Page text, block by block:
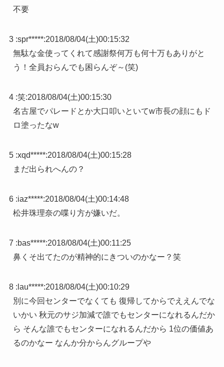
不要
3 :spr*****:2018/08/04(土)00:15:32
無駄な金使ってくれて感謝祭何万も何十万もありがと
う！全員おらんでも困らんぞ～(笑)
4 :笑:2018/08/04(土)00:15:30
名古屋でパレードとか大口叩いといてw市長の顔にもド
ロ塗ったなw
5 :xqd*****:2018/08/04(土)00:15:28
まだ出られへんの？
6 :iaz*****:2018/08/04(土)00:14:48
松井珠理奈の喋り方が嫌いだ。
7 :bas*****:2018/08/04(土)00:11:25
鼻くそ出てたのが精神的にきついのかなー？笑
8 : lau*****:2018/08/04(土)00:10:29
別に今回センターでなくても 復帰してからでええんでな
いかい 秋元のサジ加減で誰でもセンターになれるんだか
ら そんな誰でもセンターになれるんだから 1位の価値あ
るのかなー なんか分からんグループや